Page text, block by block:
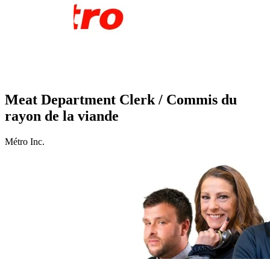
Meat Department Clerk / Commis du
rayon de la viande
Métro Inc.